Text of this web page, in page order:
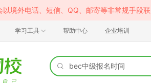
以境外电话、短信、QQ、邮寄等非常规手段
学习工具 帮助中心 企业培训